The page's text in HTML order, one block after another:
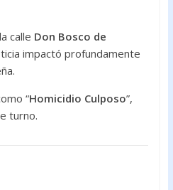
calle Don Bosco de
impactó profundamente
“Homicidio Culposo”,
turno.